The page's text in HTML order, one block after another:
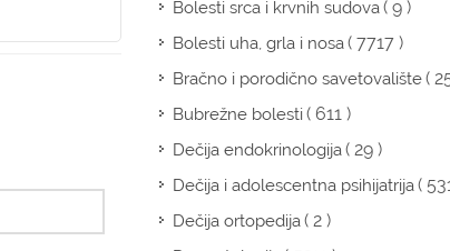
Bolesti srca i krvnih sudova( 9 )
Bolesti uha, grla i nosa( 7717 )
Bračno i porodično savetovalište(
Bubrežne bolesti( 611 )
Dečija endokrinologija( 29 )
Dečija i adolescentna psihijatrija(
Dečija ortopedija( 2 )